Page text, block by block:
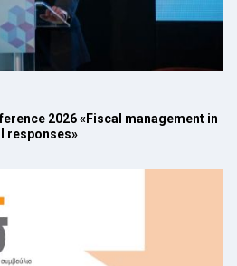
2026 «Fiscal management in
responses»